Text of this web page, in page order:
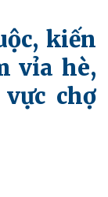
kiến
vỉa hè,
chợ